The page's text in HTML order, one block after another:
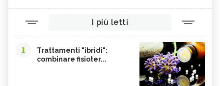
I più letti
1
Trattamenti "ibridi":
combinare fisioter...